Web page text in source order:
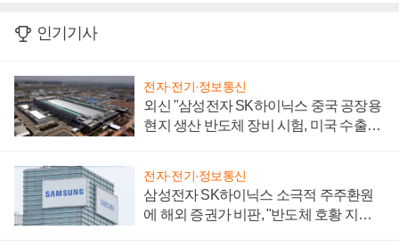
인기기사
전자·전기·정보통신
외신 "삼성전자 SK하이닉스 중국 공장용
현지 생산 반도체 장비 시험, 미국 수출통
전자·전기·정보통신
삼성전자 SK하이닉스 소극적 주주환원
에 해외 증권가 비판, "반도체 호황 지속